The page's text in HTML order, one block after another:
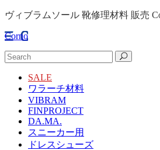
ヴィブラムソール 靴修理材料 販売
Corno
SALE
ワラーチ材料
VIBRAM
FINPROJECT
DA.MA.
スニーカー用
ドレスシューズ